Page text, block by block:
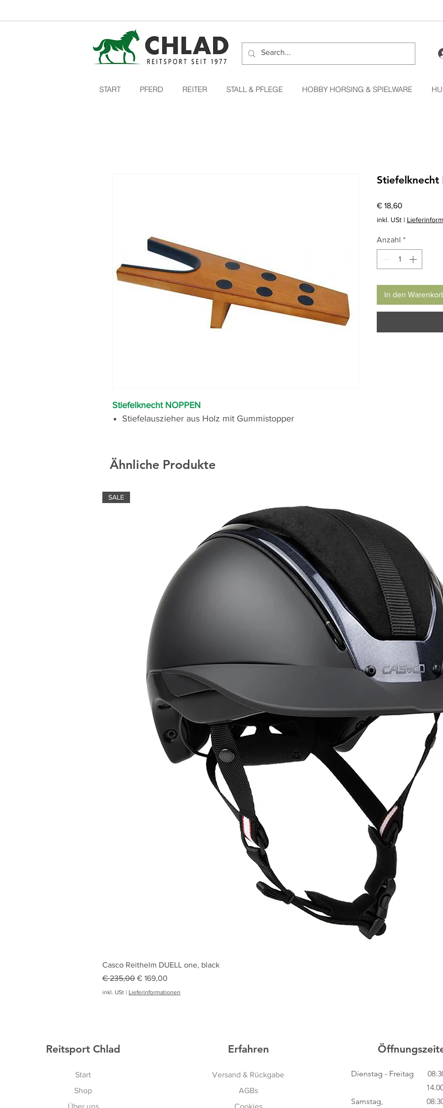
START PFERD REITER STALL & PFLEGE HOBBY HORSING & SPIELWARE
Stiefelknecht NOPPEN
Stiefelauszieher aus Holz mit Gummistopper
Stiefelknecht
€ 18,60
inkl. USt |
Anzahl *
In den
Ähnliche Produkte
SALE
Casco Reithelm DUELL one, black
Standardpreis
€ 235,00 Sale-Preis
€ 169,00
inkl. USt | Lieferinformationen
Reitsport Chlad
Start
Shop
Erfahren
Versand & Rückgabe
AGBs
Dienstag - Freitag
14.00 -
Samstag, 08:30 -